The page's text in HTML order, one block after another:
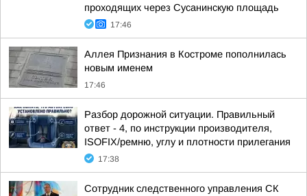
проходящих через Сусанинскую площадь
17:46
Аллея Признания в Костроме пополнилась
новым именем
17:46
Разбор дорожной ситуации. Правильный
ответ - 4, по инструкции производителя,
ISOFIX/ремню, углу и плотности прилегания
17:38
Сотрудник следственного управления СК